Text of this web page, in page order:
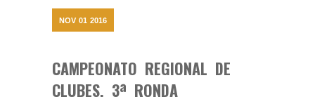
NOV 01 2016
CAMPEONATO REGIONAL DE
CLUBES. 3ª RONDA